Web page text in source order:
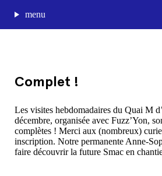
menu
journal de bord
projets
approche
agence
Complet !
Les visites hebdomadaires du Quai M
décembre, organisée avec Fuzz’Yon,
complètes ! Merci aux (nombreux)
inscription. Notre permanente Anne-
faire découvrir la future Smac en